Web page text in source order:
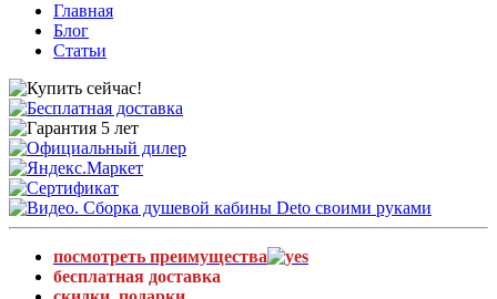
Главная
Блог
Статьи
посмотреть преимущества
бесплатная доставка